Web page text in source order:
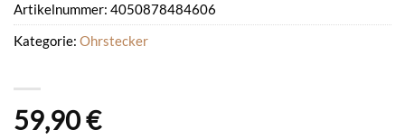
59,90€
Artikelnummer: 4050878484606
Kategorie: Ohrstecker